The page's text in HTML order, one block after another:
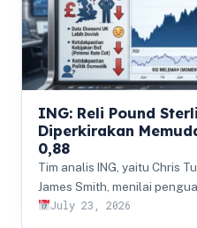
ING: Reli Pound
Diperkirakan
0,88
Tim analis ING, yaitu Chris
James Smith, menilai
July 23, 2026